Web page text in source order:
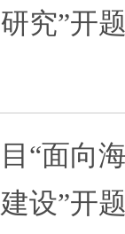
究”开
“面向
设”开